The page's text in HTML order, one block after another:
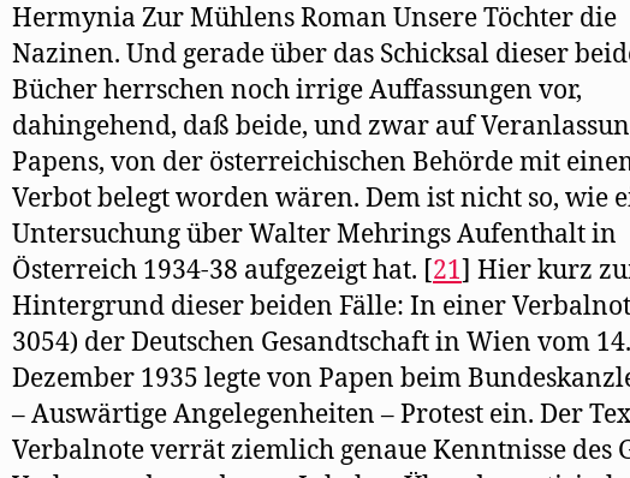
Hermynia Zur Mühlens Roman Unsere Töchter die
Nazinen. Und gerade über das Schicksal dieser
Bücher herrschen noch irrige Auffassungen vor,
dahingehend, daß beide, und zwar auf
Papens, von der österreichischen Behörde mit
Verbot belegt worden wären. Dem ist nicht so, wie
Untersuchung über Walter Mehrings Aufenthalt in
Österreich 1934-38 aufgezeigt hat. [21] Hier kurz
Hintergrund dieser beiden Fälle: In einer
3054) der Deutschen Gesandtschaft in Wien vom 14.
Dezember 1935 legte von Papen beim
– Auswärtige Angelegenheiten – Protest ein. Der
Verbalnote verrät ziemlich genaue Kenntnisse des